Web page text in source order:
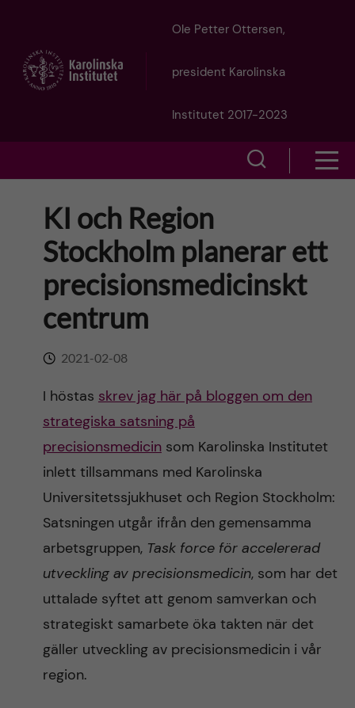
t
Ole Petter Ottersen,
president Karolinska
Institutet 2017-2023
w
s
c
i
e
l
d
w
n
KI och Region
Stockholm planerar ett
precisionsmedicinskt
centrum
2021-02-08
I höstas skrev jag här på bloggen om den
strategiska satsning på
precisionsmedicinsom Karolinska Institutet
inlett tillsammans med Karolinska
Universitetssjukhuset och Region Stockholm:
Satsningen utgår ifrån den gemensamma
arbetsgruppen, Task force för accelererad
utveckling av precisionsmedicin, som har det
uttalade syftet att genom samverkan och
strategiskt samarbete öka takten när det
gäller utveckling av precisionsmedicin i vår
region.